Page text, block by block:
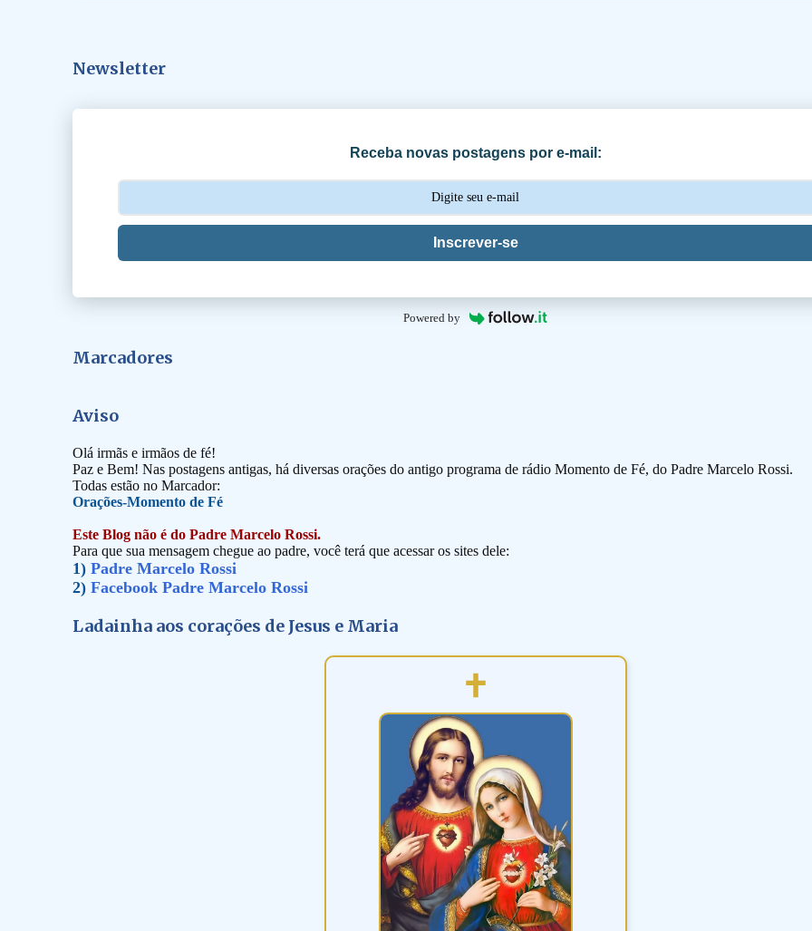
á
i
Newsletter
Receba novas postagens por e-mail:
Inscrever-se
Powered by
Marcadores
Aviso
Olá irmãs e irmãos de fé!
Paz e Bem! Nas postagens antigas, há diversas orações do antigo programa de rádio Momento de Fé, do Padre Marcelo Rossi.
Todas estão no Marcador:
Orações-Momento de Fé
Este Blog não é do Padre Marcelo Rossi.
Para que sua mensagem chegue ao padre, você terá que acessar os sites dele:
1) Padre Marcelo Rossi
2) Facebook Padre Marcelo Rossi
Ladainha aos corações de Jesus e Maria